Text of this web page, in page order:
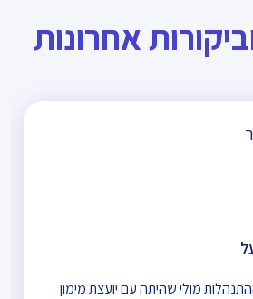
אחרונות
מולי שהיתה עם יועצת מימון